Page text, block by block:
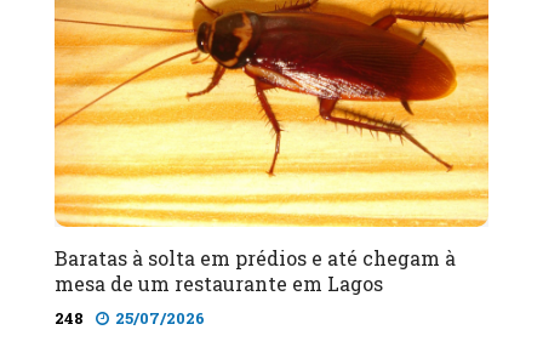
Baratas à solta em prédios e até chegam à
mesa de um restaurante em Lagos
248 25/07/2026